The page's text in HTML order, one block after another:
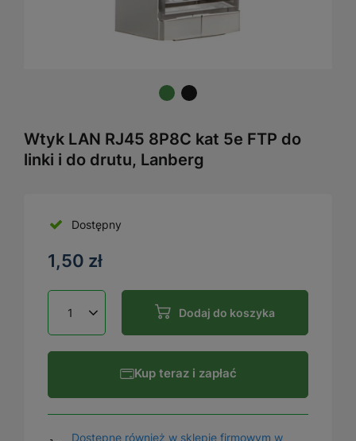
Wtyk LAN RJ45 8P8C kat 5e FTP do
linki i do drutu, Lanberg
Dostępny
1,50 zł
Dodaj do koszyka
Kup teraz i zapłać
Dostępne również w sklepie firmowym w